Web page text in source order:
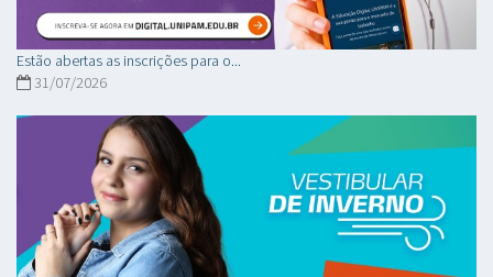
Estão abertas as inscrições para o...
31/07/2026